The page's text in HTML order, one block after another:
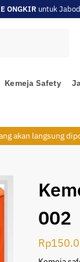
ONGKIR untuk
Kemeja Safety
akan langsung
002
Rp